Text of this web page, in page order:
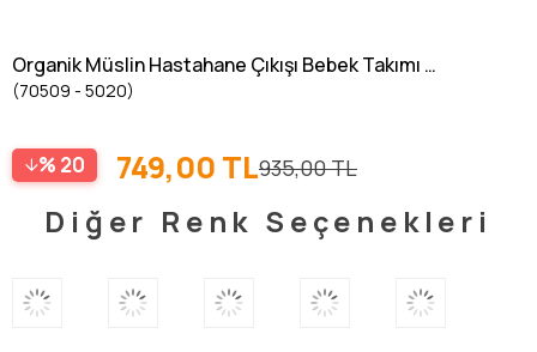
Organik Müslin Hastahane Çıkışı Bebek Takımı 0-
3 Ay Vizon
(70509 - 5020)
20 935,00 TL
749,00 TL
Diğer Renk Seçenekleri